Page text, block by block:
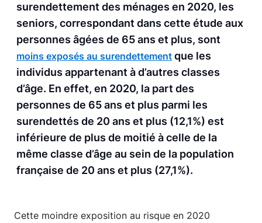
surendettement des ménages en 2020, les
seniors, correspondant dans cette étude aux
personnes âgées de 65 ans et plus, sont
moins exposés au surendettement que les
individus appartenant à d’autres classes
d’âge. En effet, en 2020, la part des
personnes de 65 ans et plus parmi les
surendettés de 20 ans et plus (12,1%) est
inférieure de plus de moitié à celle de la
même classe d’âge au sein de la population
française de 20 ans et plus (27,1%).
Cette moindre exposition au risque en 2020